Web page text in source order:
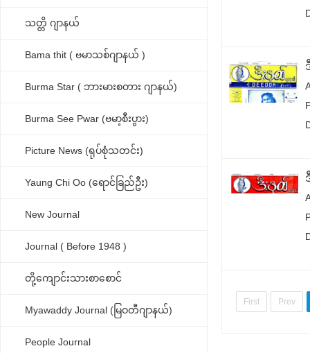
သတ္တိ ဂျာနယ်
Bama thit ( ဗမာသစ်ဂျာနယ် )
Burma Star ( ဘားမားစတား ဂျာနယ်)
Burma See Pwar (ဗမာ့စီးပွား)
Picture News (ရုပ်စုံသတင်း)
Yaung Chi Oo (ရောင်ခြည်ဦး)
New Journal
Journal ( Before 1948 )
တို့ကျောင်းသားစာစောင်
Myawaddy Journal (မြဝတီဂျာနယ်)
People Journal
First Prev